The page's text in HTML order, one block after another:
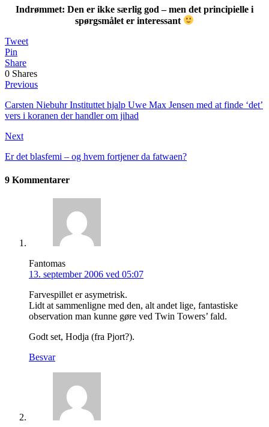
Indrømmet: Den er ikke særlig god – men det principielle i
spørgsmålet er interessant
Tweet
Pin
Share
0 Shares
Previous
Carsten Niebuhr Instituttet hjalp Uwe Max Jensen med at finde ‘det’
vers i koranen der handler om jihad
Next
Er det blasfemi – og hvem fortjener da fatwaen?
9 Kommentarer
Fantomas
13. september 2006 ved 05:07
Farvespillet er asymetrisk.
Lidt at sammenligne med den, alt andet lige, fantastiske
observation man kunne gøre ved Twin Towers’ fald.
Godt set, Hodja (fra Pjort?).
Besvar